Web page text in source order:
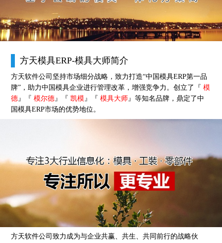
方天模具ERP-模具大师简介
方天软件公司坚持市场细分战略，致力打造“中国模具ERP第一品
牌”，助力中国模具企业进行管理改革，增强竞争力。创立了『模
德』『模尔德』『凯模』『模具大师』等知名品牌，鼎定了中
国模具ERP市场的优势地位。
方天软件公司致力成为与企业共赢、共生、共同前行的战略伙